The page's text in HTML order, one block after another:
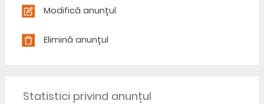
Modifică anunțul
Elimină anunțul
Statistici privind anunțul